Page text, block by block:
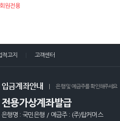
회원전용
적고지 고객센터
입금계좌안내 은행 및 예금주를 확인해주세요
전용가상계좌발급
은행명 : 국민은행 / 예금주 : (주)탑커머스